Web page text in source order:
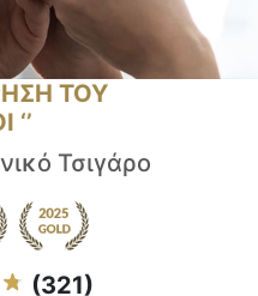
ΤΟΥ
Τσιγάρο
(321)